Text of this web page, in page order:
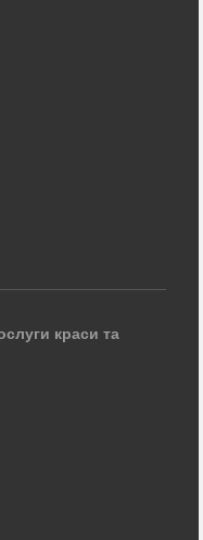
краси та